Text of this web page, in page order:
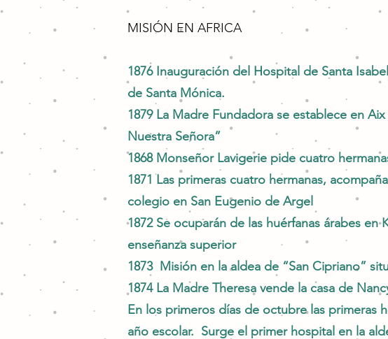
MISIÓN EN AFRICA
1876 Inauguración del Hospital de Santa
de Santa Mónica.
1879 La Madre Fundadora se establece en
Nuestra Señora”
1868 Monseñor Lavigerie pide cuatro
1871 Las primeras cuatro hermanas,
colegio en San Eugenio de Argel
1872 Se ocuparán de las huérfanas árabes
enseñanza superior
1873 Misión en la aldea de “San Cipriano”
1874 La Madre Theresa vende la casa de
En los primeros días de octubre las primeras
año escolar. Surge el primer hospital en la